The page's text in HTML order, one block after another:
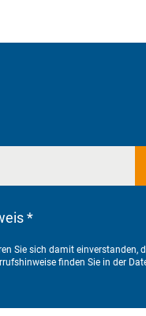
*
Sie sich damit einverstanden,
finden Sie in der